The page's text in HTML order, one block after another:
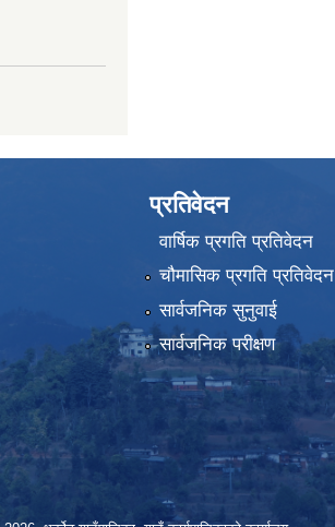
प्रतिवेदन
वार्षिक प्रगति प्रतिवेदन
चौमासिक प्रगति प्रतिवेदन
सार्वजनिक सुनुवाई
सार्वजनिक परीक्षण